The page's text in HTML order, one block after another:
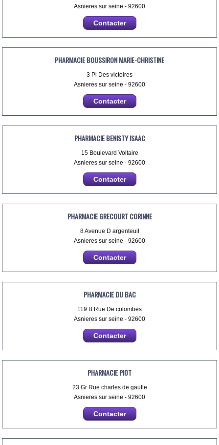
Asnieres sur seine - 92600
Contacter
PHARMACIE BOUSSIRON MARIE-CHRISTINE
3 Pl Des victoires
Asnieres sur seine - 92600
Contacter
PHARMACIE BENISTY ISAAC
15 Boulevard Voltaire
Asnieres sur seine - 92600
Contacter
PHARMACIE GRECOURT CORINNE
8 Avenue D argenteuil
Asnieres sur seine - 92600
Contacter
PHARMACIE DU BAC
119 B Rue De colombes
Asnieres sur seine - 92600
Contacter
PHARMACIE PIOT
23 Gr Rue charles de gaulle
Asnieres sur seine - 92600
Contacter